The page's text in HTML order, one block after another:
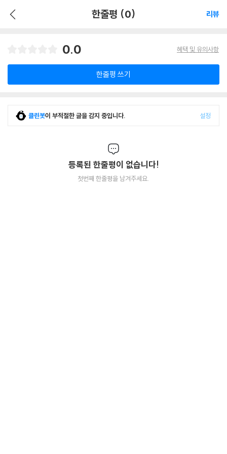
한줄평 (0) 리뷰
0.0 혜택 및 유의사항
한줄평 쓰기
클린봇이 부적절한 글을 감지 중입니다. 설정
등록된 한줄평이 없습니다!
첫번째 한줄평을 남겨주세요.